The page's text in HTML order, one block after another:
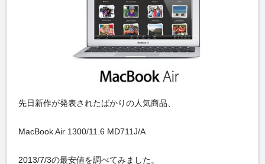
先日新作が発表されたばかりの人気商品、
MacBook Air 1300/11.6 MD711J/A
2013/7/3の最安値を調べてみました。